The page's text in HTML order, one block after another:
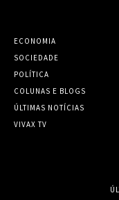
ECONOMIA
SOCIEDADE
POLÍTICA
COLUNAS E BLOGS
ÚLTIMAS NOTÍCIAS
VIVAX TV